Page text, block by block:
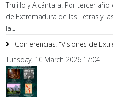
Trujillo y Alcántara. Por tercer
de Extremadura de las Letras y
la...
Conferencias: "Visiones de
Tuesday, 10 March 2026 17:04